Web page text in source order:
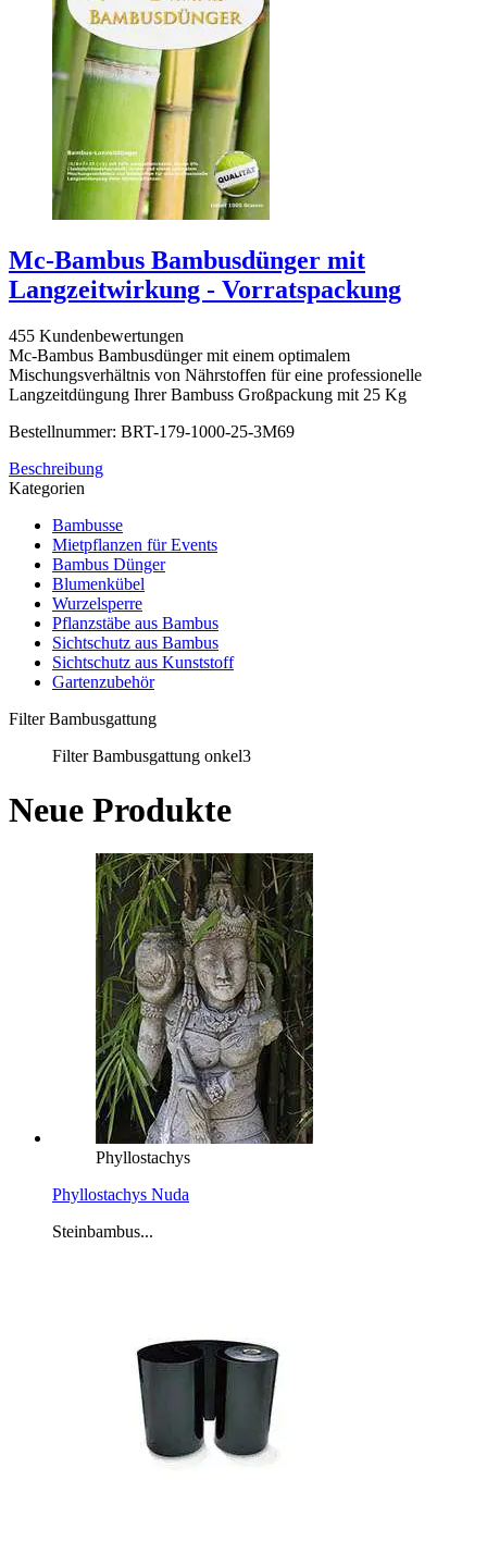
Mc-Bambus Bambusdünger mit
Langzeitwirkung - Vorratspackung
455 Kundenbewertungen
Mc-Bambus Bambusdünger mit einem optimalem
Mischungsverhältnis von Nährstoffen für eine professionelle
Langzeitdüngung Ihrer Bambuss Großpackung mit 25 Kg
Bestellnummer: BRT-179-1000-25-3M69
Beschreibung
Kategorien
Bambusse
Mietpflanzen für Events
Bambus Dünger
Blumenkübel
Wurzelsperre
Pflanzstäbe aus Bambus
Sichtschutz aus Bambus
Sichtschutz aus Kunststoff
Gartenzubehör
Filter Bambusgattung
Filter Bambusgattung onkel3
Neue Produkte
Phyllostachys
Phyllostachys Nuda
Steinbambus...